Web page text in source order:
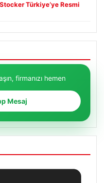
Türkiye’ye Resmi
firmanızı hemen
Mesaj